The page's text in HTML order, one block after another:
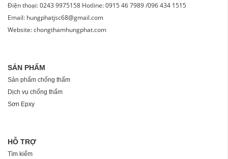
Điện thoại: 0243 9975158 Hotline: 0915 46 7989 /096 434 1515
Email: hungphatjsc68@gmail.com
Website: chongthamhungphat.com
SẢN PHẨM
Sản phẩm chống thấm
Dịch vụ chống thấm
Sơn Epxy
HỖ TRỢ
Tìm kiếm